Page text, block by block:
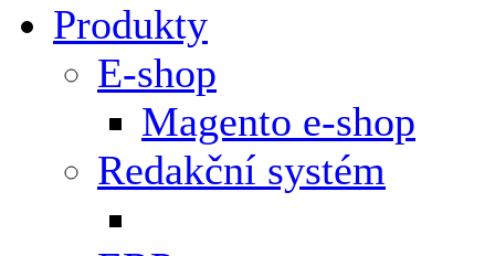
Produkty
E-shop
Magento e-shop
Redakční systém